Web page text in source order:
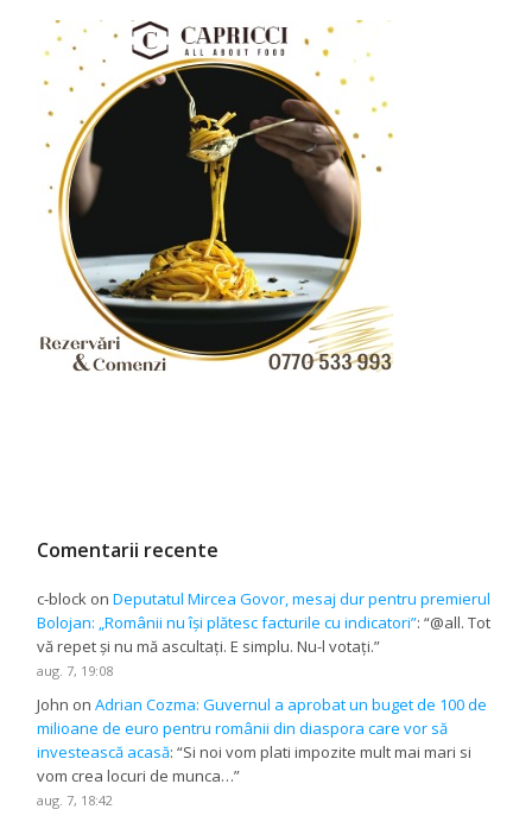
Comentarii recente
c-block onDeputatul Mircea Govor, mesaj dur pentru premierul
Bolojan: „Românii nu își plătesc facturile cu indicatori”: “@all. Tot
vă repet și nu mă ascultați. E simplu. Nu-l votați.”
aug. 7, 19:08
John onAdrian Cozma: Guvernul a aprobat un buget de 100 de
milioane de euro pentru românii din diaspora care vor să
investească acasă: “Si noi vom plati impozite mult mai mari si
vom crea locuri de munca…”
aug. 7, 18:42